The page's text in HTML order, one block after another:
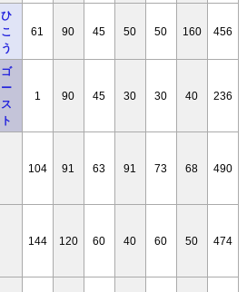
ひ
こ
う
61 90 45 50 50 160 456
ゴ
ー
ス
ト
1 90 45 30 30 40 236
104 91 63 91 73 68 490
144 120 60 40 60 50 474